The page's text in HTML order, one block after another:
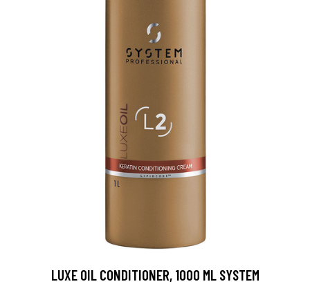
LUXE OIL CONDITIONER, 1000 ML SYSTEM